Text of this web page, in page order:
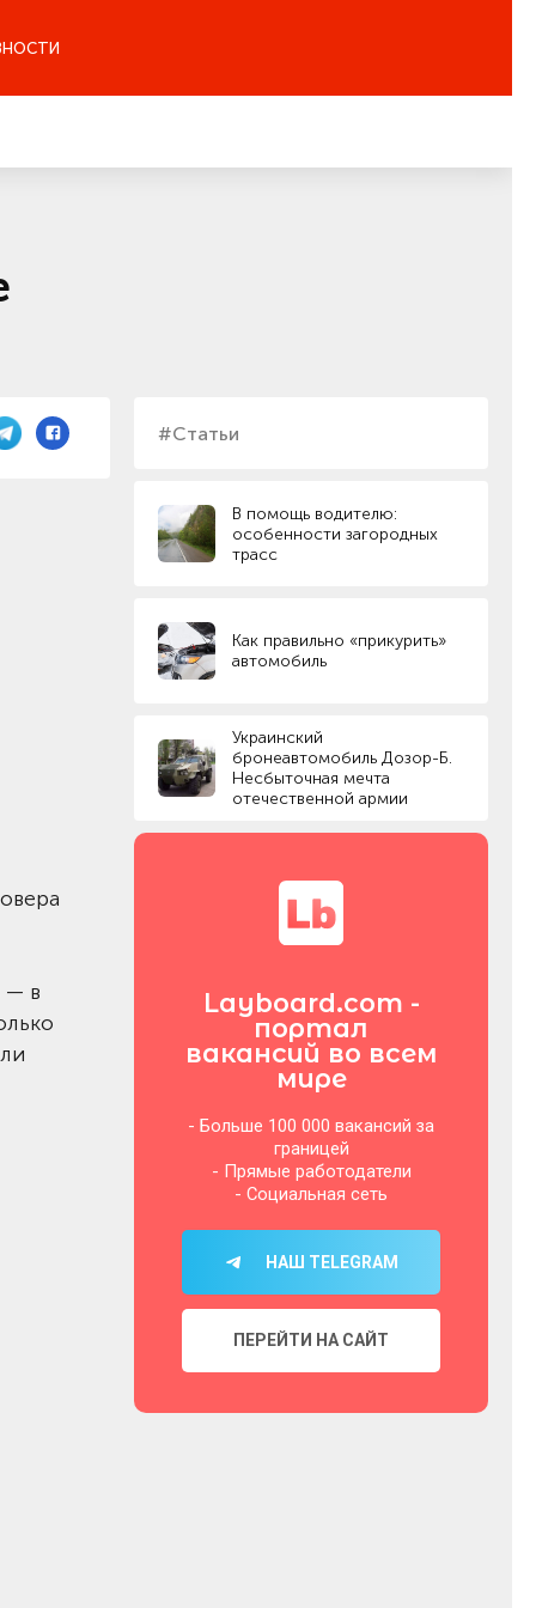
#Статьи
В помощь водителю:
особенности загородных
трасс
Как правильно «прикурить»
автомобиль
Украинский
бронеавтомобиль Дозор-Б.
Несбыточная мечта
отечественной армии
Layboard.com -
портал
вакансий во всем
мире
- Больше 100 000 вакансий за
границей
- Прямые работодатели
- Социальная сеть
НАШ TELEGRAM
ПЕРЕЙТИ НА САЙТ
— в